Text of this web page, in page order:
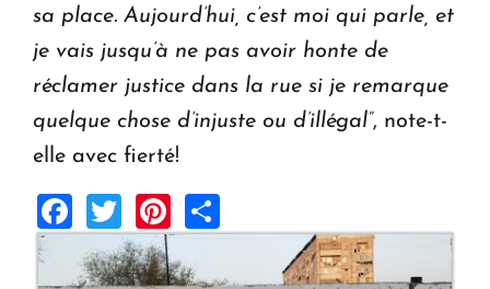
sa place. Aujourd’hui, c’est moi qui parle, et
je vais jusqu’à ne pas avoir honte de
réclamer justice dans la rue si je remarque
quelque chose d’injuste ou d’illégal”, note-t-
elle avec fierté!
Facebook
TwitterPinterest